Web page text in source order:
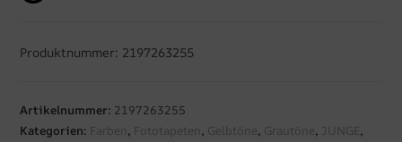
Produktnummer: 2197263255
Artikelnummer: 2197263255
Kategorien: Farben , Fototapeten , Gelbtöne, Grautöne, JUNGE,